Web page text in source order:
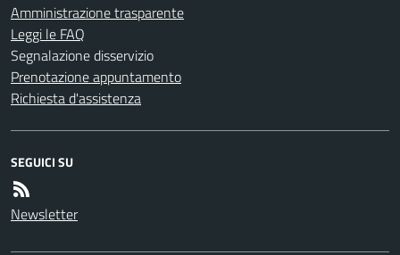
Amministrazione trasparente
Leggi le FAQ
Segnalazione disservizio
Prenotazione appuntamento
Richiesta d'assistenza
SEGUICI SU
Newsletter